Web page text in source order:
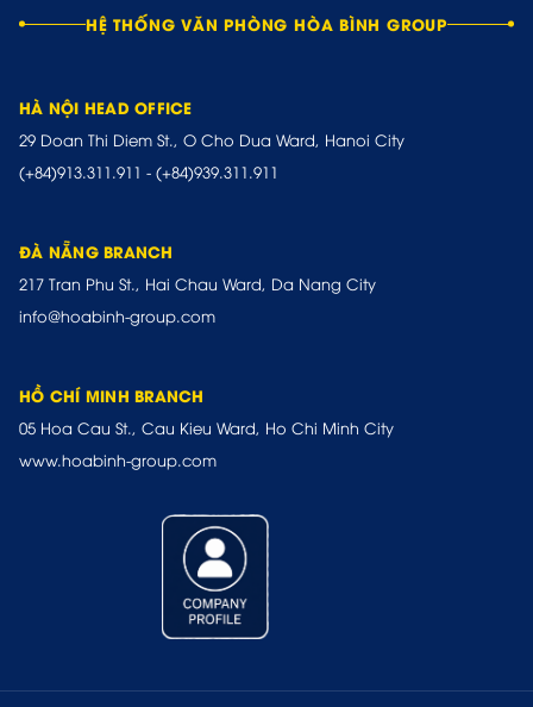
HỆ THỐNG VĂN PHÒNG HÒA BÌNH GROUP
HÀ NỘI HEAD OFFICE
29 Doan Thi Diem St., O Cho Dua Ward, Hanoi City
(+84)913.311.911 - (+84)939.311.911
ĐÀ NẴNG BRANCH
217 Tran Phu St., Hai Chau Ward, Da Nang City
info@hoabinh-group.com
HỒ CHÍ MINH BRANCH
05 Hoa Cau St., Cau Kieu Ward, Ho Chi Minh City
www.hoabinh-group.com